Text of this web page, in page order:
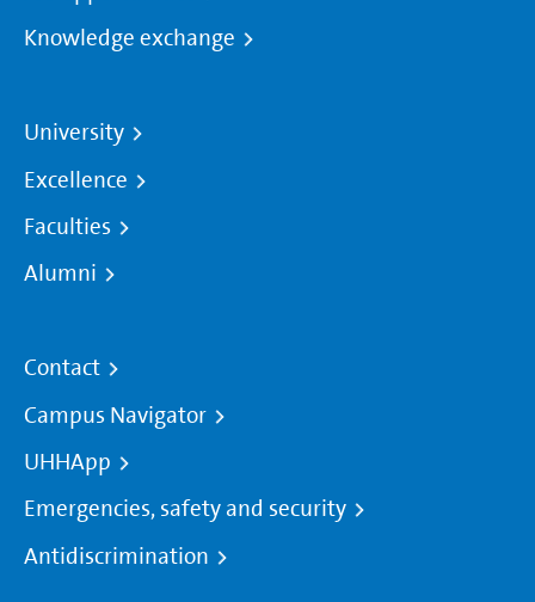
Knowledge exchange
University
Excellence
Faculties
Alumni
Contact
Campus Navigator
UHHApp
Emergencies, safety and security
Antidiscrimination